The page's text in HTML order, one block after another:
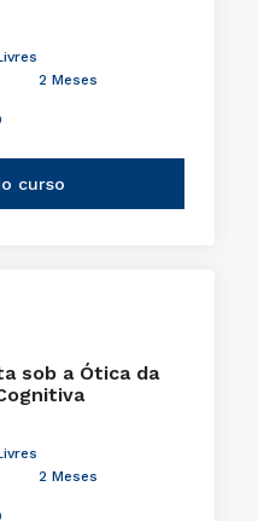
2 Meses
curso
sob a Ótica da
2 Meses